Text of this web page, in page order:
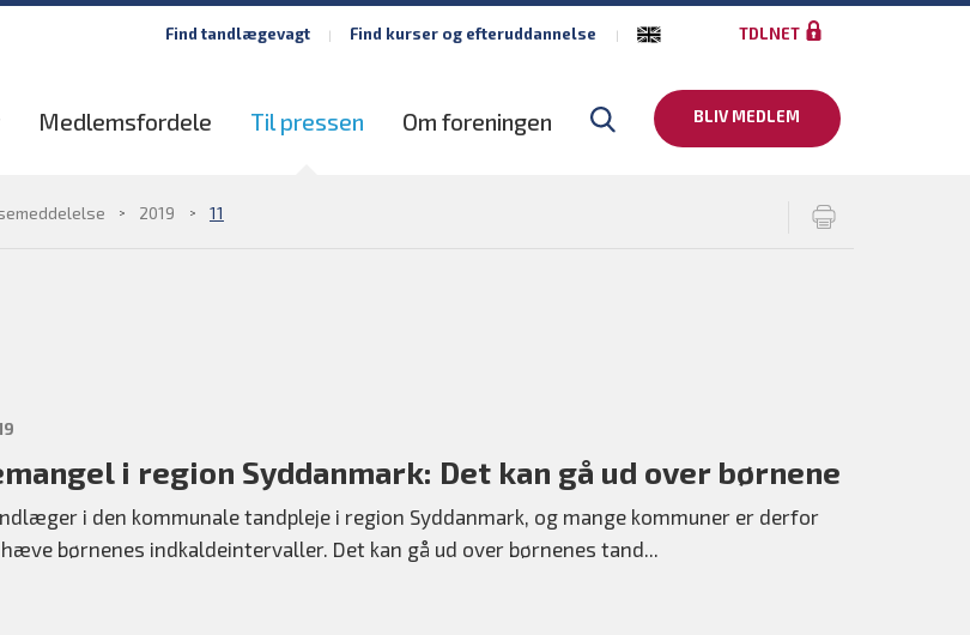
Find tandlægevagt Find kurser og efteruddannelse TDLNET
Medlemsfordele Til pressen Om foreningen BLIV MEDLEM
2019 11
i region Syddanmark: Det kan gå ud over børnene
i den kommunale tandpleje i region Syddanmark, og mange kommuner er derfor
børnenes indkaldeintervaller. Det kan gå ud over børnenes tand...